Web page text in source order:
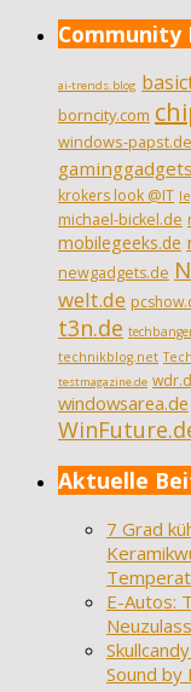
Community
ai-trends.blog
borncity.com
windows-papst.de
krokers look @IT
michael-bickel.de
mobilegeeks.de
newgadgets.de
welt.de
t3n.de
technikblog.net
testmagazine.de
windowsarea.de
Aktuelle
7 Grad
E-Autos:
Sound by